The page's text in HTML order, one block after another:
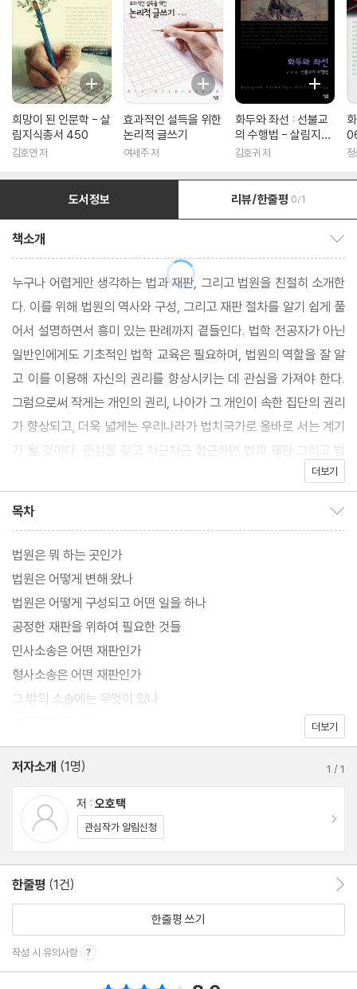
희망이 된 인문학 - 살
림지식총서 450
김호연 저
효과적인 설득을 위한
논리적 글쓰기
여세주 저
화두와 좌선 : 선불교
의 수행법 - 살림지식
총서 316
김호귀 저
도서정보 리뷰/한줄평 0/1
책소개
누구나 어렵게만 생각하는 법과 재판, 그리고 법원을 친절히 소개한
다. 이를 위해 법원의 역사와 구성, 그리고 재판 절차를 알기 쉽게 풀
어서 설명하면서 흥미 있는 판례까지 곁들인다. 법학 전공자가 아닌
일반인에게도 기초적인 법학 교육은 필요하며, 법원의 역할을 잘 알
고 이를 이용해 자신의 권리를 향상시키는 데 관심을 가져야 한다.
그럼으로써 작게는 개인의 권리, 나아가 그 개인이 속한 집단의 권리
가 향상되고, 더욱 넓게는 우리나라가 법치국가로 올바로 서는 계기
가 될 것이다. 관심을 갖고 차근차근 접근하면 법과 재판 그리고 법
더보기
목차
법원은 뭐 하는 곳인가
법원은 어떻게 변해 왔나
법원은 어떻게 구성되고 어떤 일을 하나
공정한 재판을 위하여 필요한 것들
민사소송은 어떤 재판인가
형사소송은 어떤 재판인가
그 밖의 소송에는 무엇이 있나
더보기
저자소개 (1명) 1 /1
저 : 오호택
관심작가 알림신청
한줄평 (1건)
한줄평 쓰기
작성 시 유의사항